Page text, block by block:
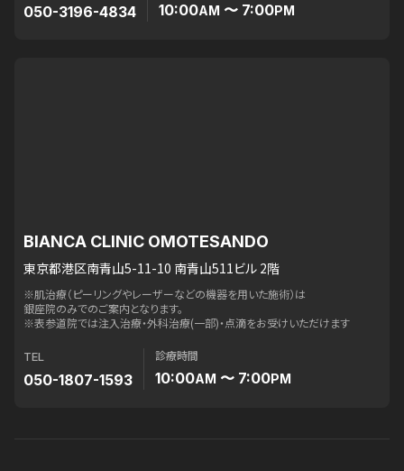
050-3196-4834 10:00AM 〜 7:00PM
BIANCA CLINIC OMOTESANDO
東京都港区南青山5-11-10 南青山511ビル 2階
※肌治療（ピーリングやレーザーなどの機器を用いた施術）は
銀座院のみでのご案内となります。
※表参道院では注入治療・外科治療(一部)・点滴をお受けいただけます
TEL
050-1807-1593
診療時間
10:00AM 〜 7:00PM